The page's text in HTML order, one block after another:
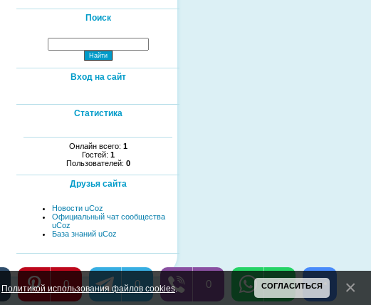
Поиск
Вход на сайт
Статистика
Онлайн всего: 1
Гостей: 1
Пользователей: 0
Друзья сайта
Новости uCoz
Официальный чат сообщества
uCoz
База знаний uCoz
0 0 0 0
Политикой использования файлов cookies. СОГЛАСИТЬСЯ